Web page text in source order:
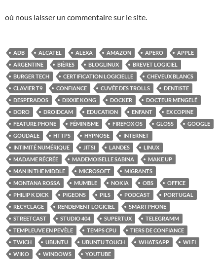
où nous laisser un commentaire sur le site.
ADB ALCATEL ALEXA AMAZON APERO
APPLE
ARGENTINE
BIÈRES BLOGLINUX
BREVET LOGICIEL
BURGER TECH
CERTIFICATION LOGICIELLE
CHEVEUX BLANCS
CLAVIER T9
CONFIANCE CUVÉE DES TROLLS
DENTISTE
DESPERADOS
DIXXIE KONG DOCKER
DOCTEUR MENGELÉ
DORO
DROIDCAM EDUCATION ENFANT
EX COPINE
FEATURE PHONE
FÉMINISME FIREFOX OS GLOSS
GOOGLE
GOUDALE
HTTPS HYPNOSE
INTERNET
INTIMITÉ NUMÉRIQUE
JITSI LANDES
LINUX
MADAME RÉCRÉE
MADEMOISELLE SABINA
MAKE UP
MAN IN THE MIDDLE
MICROSOFT
MIGRANTS
MONTANA ROSSA
MUMBLE NOKIA OBS
OFFICE
PHILIP K DICK
PIGEONS PILS PODCAST
PORTUGAL
RECYCLAGE
RENDEMENT LOGICIEL
SMARTPHONE
STREETCAST
STUDIO 404 SUPERTUX
TELEGRAMM
TEMPLEUVE EN PEVÈLE
TEMPS CPU
TIERS DE CONFIANCE
TWICH
UBUNTU UBUNTU TOUCH WHATSAPP
WI FI
WIKO
WINDOWS YOUTUBE